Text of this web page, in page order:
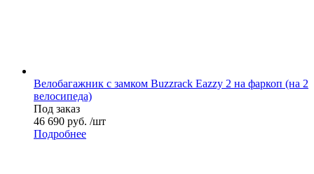
Велобагажник с замком Buzzrack Eazzy 2 на фаркоп (на 2
велосипеда)
Под заказ
46 690 руб. /шт
Подробнее